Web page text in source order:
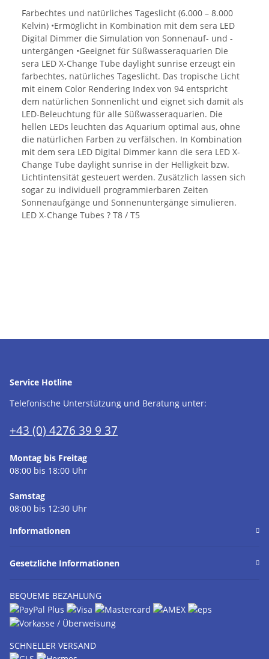
Farbechtes und natürliches Tageslicht (6.000 – 8.000
Kelvin) •Ermöglicht in Kombination mit dem sera LED
Digital Dimmer die Simulation von Sonnenauf- und -
untergängen •Geeignet für Süßwasseraquarien Die
sera LED X-Change Tube daylight sunrise erzeugt ein
farbechtes, natürliches Tageslicht. Das tropische Licht
mit einem Color Rendering Index von 94 entspricht
dem natürlichen Sonnenlicht und eignet sich damit als
LED-Beleuchtung für alle Süßwasseraquarien. Die
hellen LEDs leuchten das Aquarium optimal aus, ohne
die natürlichen Farben zu verfälschen. In Kombination
mit dem sera LED Digital Dimmer kann die sera LED X-
Change Tube daylight sunrise in der Helligkeit bzw.
Lichtintensität gesteuert werden. Zusätzlich lassen sich
sogar zu individuell programmierbaren Zeiten
Sonnenaufgänge und Sonnenuntergänge simulieren.
LED X-Change Tubes ? T8 / T5
Service Hotline
Telefonische Unterstützung und Beratung unter:
+43 (0) 4276 39 9 37
Montag bis Freitag
08:00 bis 18:00 Uhr
Samstag
08:00 bis 12:30 Uhr
Informationen
Gesetzliche Informationen
BEQUEME BEZAHLUNG
SCHNELLER VERSAND